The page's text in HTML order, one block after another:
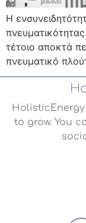
Η
τέτοιο αποκτά
πνευματικό
to grow. You